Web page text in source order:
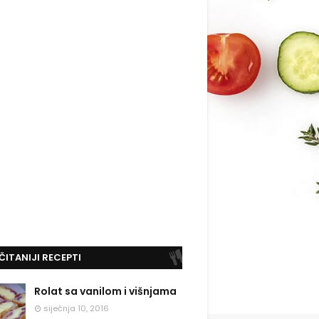
RECEPTI
Rolat sa vanilom i višnjama
siječnja 10, 2016